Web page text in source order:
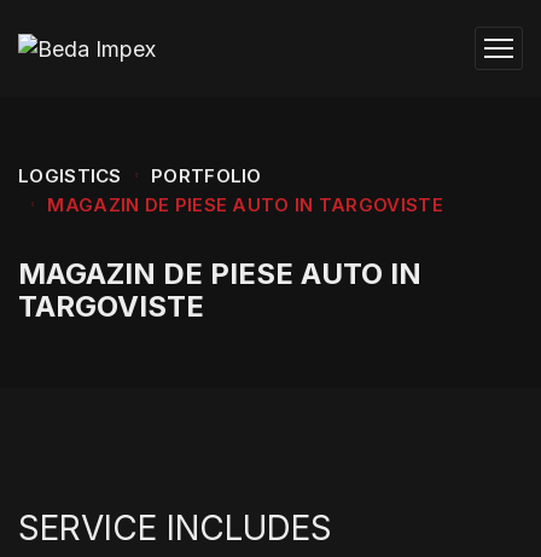
LOGISTICS
PORTFOLIO
MAGAZIN DE PIESE AUTO IN TARGOVISTE
MAGAZIN DE PIESE AUTO IN
TARGOVISTE
SERVICE INCLUDES